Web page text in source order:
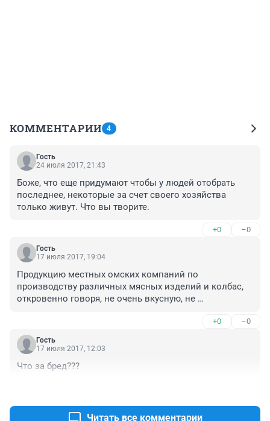
КОММЕНТАРИИ 4
Гость
24 июля 2017, 21:43
Боже, что еще придумают чтобы у людей отобрать
последнее, некоторые за счет своего хозяйства
только живут. Что вы творите.
+0 –0
Гость
17 июля 2017, 19:04
Продукцию местных омских компаний по
производству различных мясных изделий и колбас,
откровенно говоря, не очень вкусную, не
Все стараются взять у частника. Вот и результат-
африканская чума. И цены! И конечно цены вырастут.
Куда ж без роста цен то, дефицит же! Всю свинью
производство. Кто знает... Кто знает...
+0 –0
Гость
17 июля 2017, 12:03
Что за бред???
Читать все комментарии